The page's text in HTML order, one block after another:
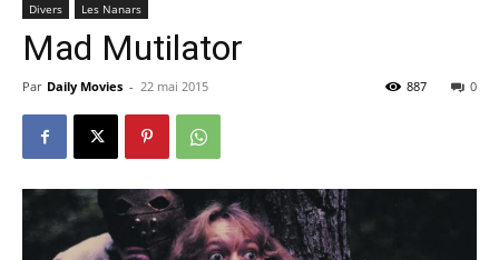
Divers Les Nanars
Mad Mutilator
Par Daily Movies - 22 mai 2015 0
887